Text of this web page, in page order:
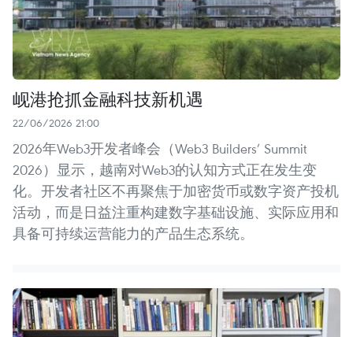
岘港抢抓金融科技新机遇
22/06/2026 21:00
2026年Web3开发者峰会（Web3 Builders’ Summit
2026）显示，越南对Web3的认知方式正在发生变
化。开发者社区不再聚焦于加密货币或数字资产投机
活动，而是日益注重构建数字基础设施、实际应用和
具备可持续运营能力的产品生态系统。